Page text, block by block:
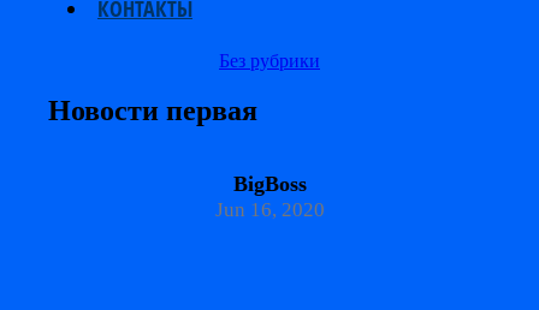
КОНТАКТЫ
Без рубрики
Новости первая
BigBoss
Jun 16, 2020